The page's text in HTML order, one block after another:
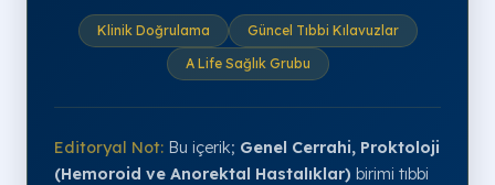
Klinik Doğrulama
Güncel Tıbbi Kılavuzlar
A Life Sağlık Grubu
Editoryal Not: Bu içerik; Genel Cerrahi, Proktoloji
(Hemoroid ve Anorektal Hastalıklar) birimi tıbbi